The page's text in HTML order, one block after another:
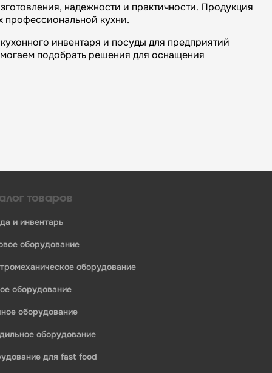
надежности и практичности. Продукция
профессиональной кухни.
инвентаря и посуды для предприятий
подобрать решения для оснащения
общественного питания:
товаров
и инвентарь
оборудование
оборудование
оборудование
оборудование
оборудование
для fast food